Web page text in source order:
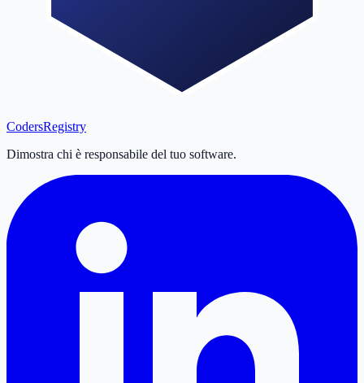
CodersRegistry
Dimostra chi è responsabile del tuo software.